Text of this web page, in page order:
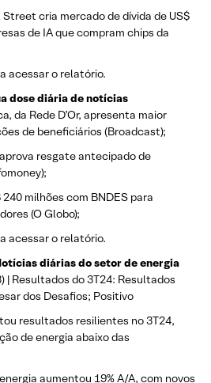
Street cria mercado de dívida de US$
de IA que compram chips da
acessar o relatório.
dose diária de notícias
da Rede D’Or, apresenta maior
de beneficiários (Broadcast);
resgate antecipado de
milhões com BNDES para
(O Globo);
acessar o relatório.
diárias do setor de energia
| Resultados do 3T24: Resultados
dos Desafios; Positivo
resultados resilientes no 3T24,
de energia abaixo das
aumentou 19% A/A, com novos